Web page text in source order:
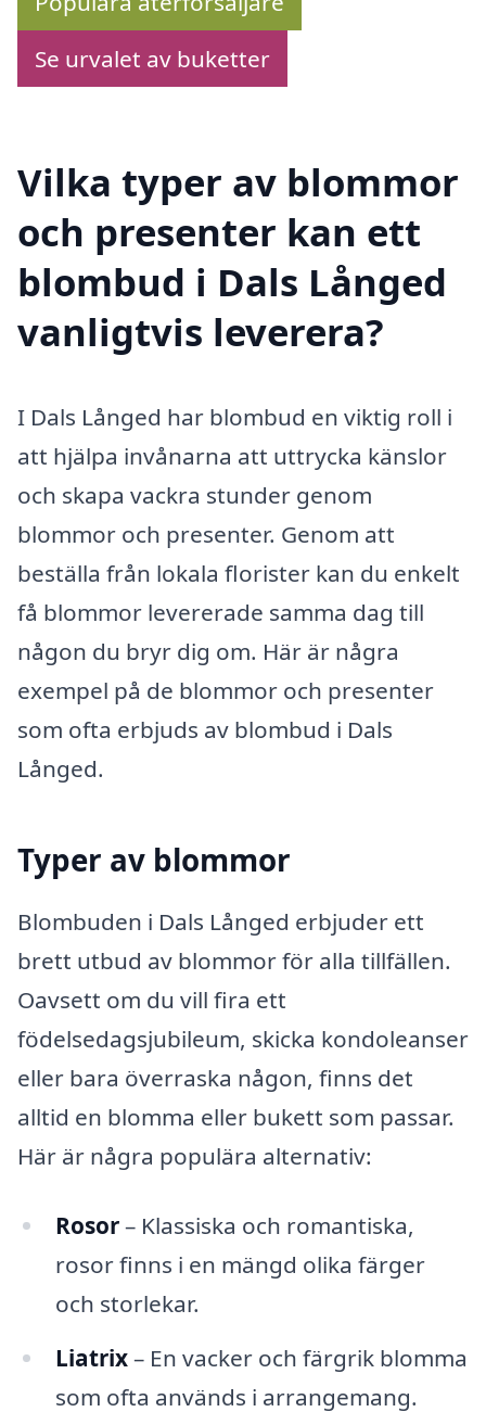
Se urvalet av buketter
Vilka typer av blommor
och presenter kan ett
blombud i Dals Långed
vanligtvis leverera?
I Dals Långed har blombud en viktig roll i
att hjälpa invånarna att uttrycka känslor
och skapa vackra stunder genom
blommor och presenter. Genom att
beställa från lokala florister kan du enkelt
få blommor levererade samma dag till
någon du bryr dig om. Här är några
exempel på de blommor och presenter
som ofta erbjuds av blombud i Dals
Långed.
Typer av blommor
Blombuden i Dals Långed erbjuder ett
brett utbud av blommor för alla tillfällen.
Oavsett om du vill fira ett
födelsedagsjubileum, skicka kondoleanser
eller bara överraska någon, finns det
alltid en blomma eller bukett som passar.
Här är några populära alternativ:
Rosor– Klassiska och romantiska,
rosor finns i en mängd olika färger
och storlekar.
Liatrix– En vacker och färgrik blomma
som ofta används i arrangemang.